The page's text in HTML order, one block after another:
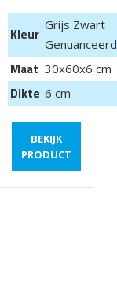
Kleur
Grijs Zwart
Genuanceerd
Maat 30x60x6 cm
Dikte 6 cm
BEKIJK
PRODUCT